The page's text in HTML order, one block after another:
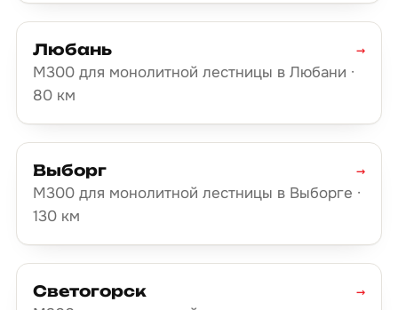
Любань
М300 для монолитной лестницы в Любани ·
80 км
→
Выборг
М300 для монолитной лестницы в Выборге ·
130 км
→
Светогорск
→